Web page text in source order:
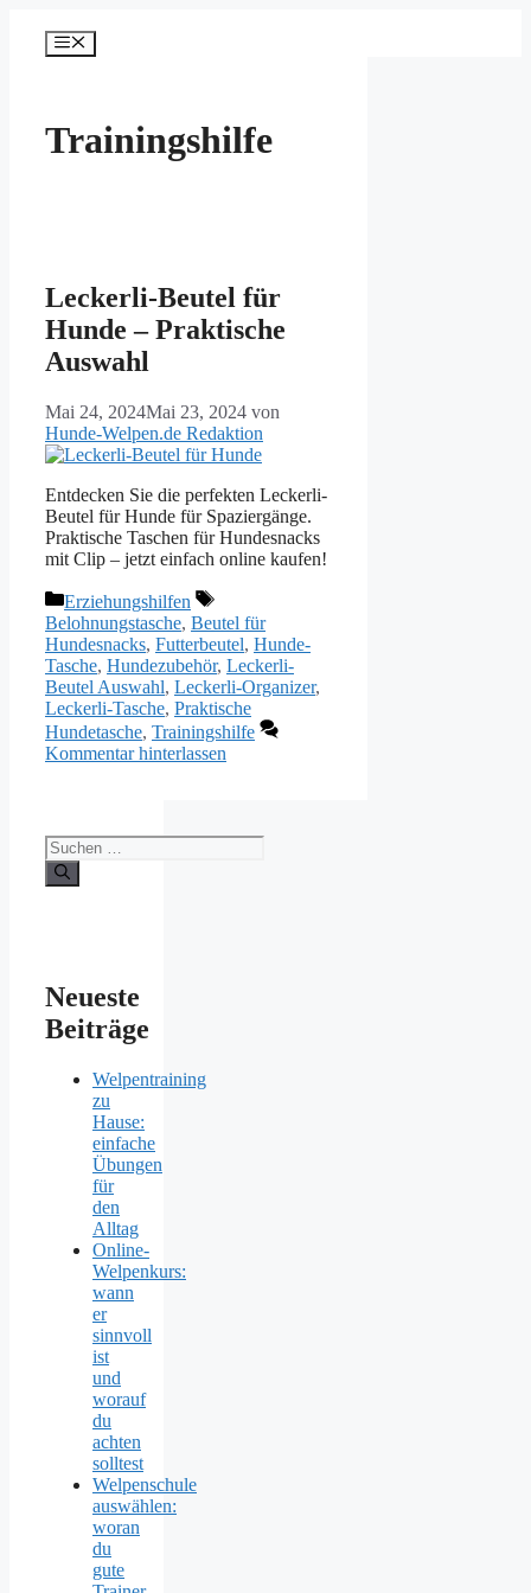
Inhalt
springen
Menü
Trainingshilfe
Leckerli-Beutel für
Hunde – Praktische
Auswahl
Mai 24, 2024Mai 23, 2024 von
Hunde-Welpen.de Redaktion
Entdecken Sie die perfekten Leckerli-
Beutel für Hunde für Spaziergänge.
Praktische Taschen für Hundesnacks
mit Clip – jetzt einfach online kaufen!
Kategorien
Erziehungshilfen
Schlagwörter
Belohnungstasche, Beutel für
Hundesnacks, Futterbeutel, Hunde-
Tasche, Hundezubehör, Leckerli-
Beutel Auswahl, Leckerli-Organizer,
Leckerli-Tasche, Praktische
Hundetasche, Trainingshilfe
Kommentar hinterlassen
Suchen
nach:
Neueste
Beiträge
Welpentraining
zu
Hause:
einfache
Übungen
für
den
Alltag
Online-
Welpenkurs:
wann
er
sinnvoll
ist
und
worauf
du
achten
solltest
Welpenschule
auswählen:
woran
du
gute